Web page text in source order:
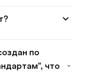
по
что